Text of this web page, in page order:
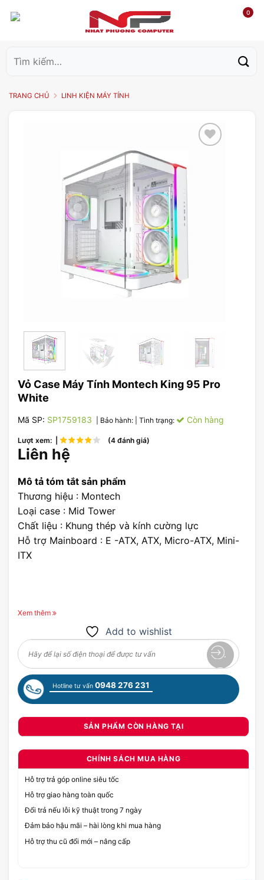
0
kiếm:
TRANG CHỦ LINH KIỆN MÁY TÍNH
Vỏ Case Máy Tính Montech King 95 Pro
White
Mã SP: SP1759183 | Bảo hành: | Tình trạng: Còn hàng
Lượt xem: | (4 đánh giá)
Liên hệ
Mô tả tóm tắt sản phẩm
Thương hiệu : Montech
Loại case : Mid Tower
Chất liệu : Khung thép và kính cường lực
Hỗ trợ Mainboard : E -ATX, ATX, Micro-ATX, Mini-
ITX
Xem thêm
Add to wishlist
Hotline tư vấn 0948 276 231
SẢN PHẨM CÒN HÀNG TẠI
CHÍNH SÁCH MUA HÀNG
Hỗ trợ trả góp online siêu tốc
Hỗ trợ giao hàng toàn quốc
Đổi trả nếu lỗi kỹ thuật trong 7 ngày
Đảm bảo hậu mãi – hài lòng khi mua hàng
Hỗ trợ thu cũ đổi mới – nâng cấp